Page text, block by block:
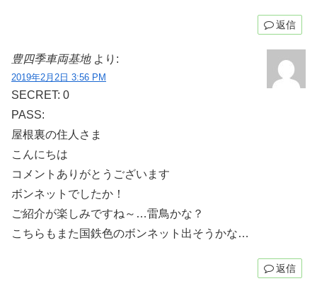
返信
豊四季車両基地 より:
2019年2月2日 3:56 PM
SECRET: 0
PASS:
屋根裏の住人さま
こんにちは
コメントありがとうございます
ボンネットでしたか！
ご紹介が楽しみですね～…雷鳥かな？
こちらもまた国鉄色のボンネット出そうかな…
返信